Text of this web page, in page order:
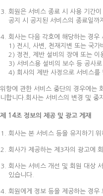
회원은 서비스 종료 시 사용 기간
공지 시 공지된 서비스의 종료일까
회사는 다음 각호에 해당하는 경우
1) 전시, 사변, 천재지변 또는 국가
2) 정전, 제반 설비의 장애 또는 이
3) 서비스용 설비의 보수 등 공사
4) 회사의 제반 사정으로 서비스를
위항에 관한 서비스 중단의 경우에는
니합니다.회사는 서비스의 변경 및 중
제 14조 정보의 제공 및 광고 게재
회사는 본 서비스 등을 유지하기
회사가 제공하는 제3자의 광고에
회사는 서비스 개선 및 회원 대상
있습니다.
회원에게 정보 등을 제공하는 경